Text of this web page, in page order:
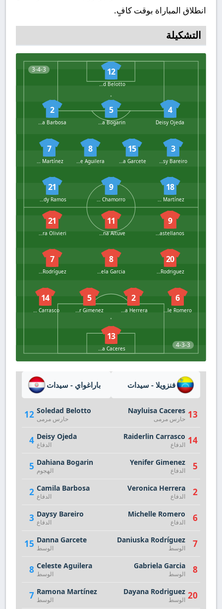
انطلاق المباراة بوقت كافٍ.
التشكيلة
3-4-3 12
Soledad Belotto
4
Deisy Ojeda
5
Dahiana Bogarin
2
Camila Barbosa
3
15
8
Celeste Aguilera
7
18
Claudia Martínez
9
Lice Chamorro
21
Cindy Ramos
4-3-3
9
Deyna Castellanos
11
Oriana Altuve
21
Barbara Olivieri
20
Dayana Rodriguez
8
Gabriela Garcia
7
Daniuska Rodríguez
6
2
5
14
13
Nayluisa Caceres
باراغواي - سيدات
12 Soledad Belotto
حارس مرمى
4 Deisy Ojeda
الدفاع
5 Dahiana Bogarin
الهجوم
2 Camila Barbosa
الدفاع
3 Daysy Bareiro
الدفاع
15 Danna Garcete
الوسط
8 Celeste Aguilera
الوسط
7 Ramona Martínez
الوسط
فنزويلا - سيدات
13
Nayluisa Caceres
حارس مرمى
14
Raiderlin Carrasco
الدفاع
5
Yenifer Gimenez
الدفاع
2
Veronica Herrera
الدفاع
6
Michelle Romero
الدفاع
7
Daniuska Rodríguez
الوسط
8
Gabriela Garcia
الوسط
20
Dayana Rodriguez
الوسط